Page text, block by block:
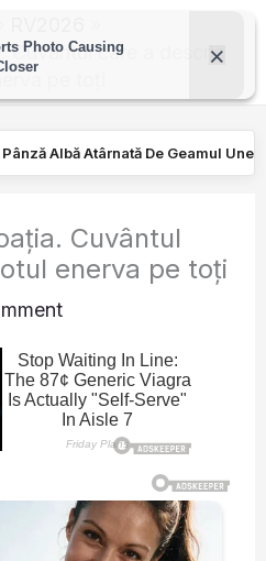
Cuvântul care a descris
Mașini. Semnalul… Turiştilor
Cuvântul
enerva pe toți